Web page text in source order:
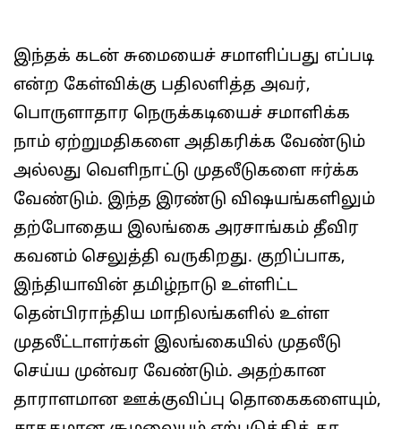
இந்தக் கடன் சுமையைச் சமாளிப்பது எப்படி
என்ற கேள்விக்கு பதிலளித்த அவர்,
பொருளாதார நெருக்கடியைச் சமாளிக்க
நாம் ஏற்றுமதிகளை அதிகரிக்க வேண்டும்
அல்லது வெளிநாட்டு முதலீடுகளை ஈர்க்க
வேண்டும். இந்த இரண்டு விஷயங்களிலும்
தற்போதைய இலங்கை அரசாங்கம் தீவிர
கவனம் செலுத்தி வருகிறது. குறிப்பாக,
இந்தியாவின் தமிழ்நாடு உள்ளிட்ட
தென்பிராந்திய மாநிலங்களில் உள்ள
முதலீட்டாளர்கள் இலங்கையில் முதலீடு
செய்ய முன்வர வேண்டும். அதற்கான
தாராளமான ஊக்குவிப்பு தொகைகளையும்,